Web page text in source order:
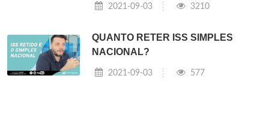
2021-09-03 3210
QUANTO RETER ISS SIMPLES
NACIONAL?
2021-09-03 577